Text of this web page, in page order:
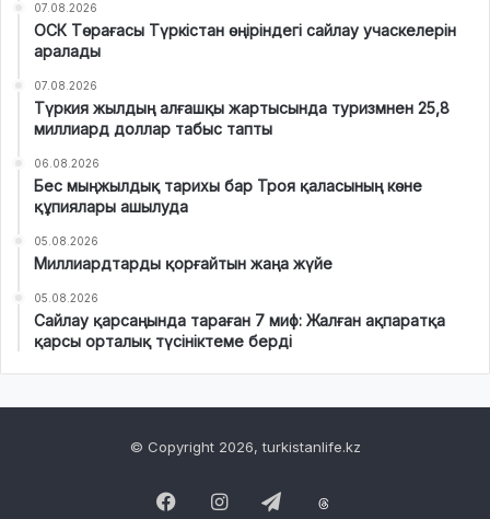
07.08.2026
ОСК Төрағасы Түркістан өңіріндегі сайлау учаскелерін
аралады
07.08.2026
Түркия жылдың алғашқы жартысында туризмнен 25,8
миллиард доллар табыс тапты
06.08.2026
Бес мыңжылдық тарихы бар Троя қаласының көне
құпиялары ашылуда
05.08.2026
Миллиардтарды қорғайтын жаңа жүйе
05.08.2026
Сайлау қарсаңында тараған 7 миф: Жалған ақпаратқа
қарсы орталық түсініктеме берді
© Copyright 2026, turkistanlife.kz
FacebookInstagramTelegram